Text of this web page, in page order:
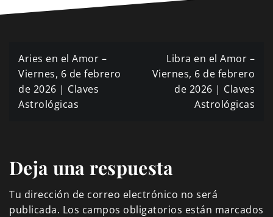
Navegación
de
entradas
Aries en el Amor –
Viernes, 6 de febrero
de 2026 | Claves
Astrológicas
Libra en el Amor –
Viernes, 6 de febrero
de 2026 | Claves
Astrológicas
Deja una respuesta
Tu dirección de correo electrónico no será
publicada. Los campos obligatorios están marcados